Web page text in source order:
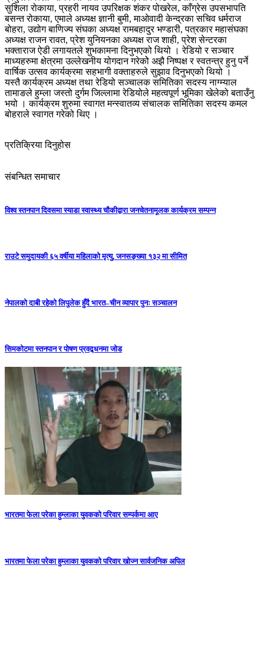
सुशिला रोकाया, प्रहरी नायव उपरिक्षक शंकर पोखरेल, काँग्रेस उपसभापति
बसन्त रोकाया, एमाले अध्यक्ष ज्ञानी बुमी, माओवादी केन्द्रका सचिव धर्मराज
बोहरा, उद्योग बाणिज्य संघका अध्यक्ष रामबहादुर भण्डारी, पत्रकार महासंघका
अध्यक्ष राजन रावत, प्रेश युनियनका अध्यक्ष राज शाही, प्रेश सेन्टरका
भक्ताराज ऐडी लगायतले शुभकामना दिनुभएको थियो । रेडियो र सञ्चार
माध्यहरुमा क्षेत्रमा उल्लेखनीय योगदान गरेकोे अझै निष्पक्ष र स्वतन्त्र हुनु पर्ने
वार्षिक उत्सव कार्यक्रमा सहभागी वक्ताहरुले सुझाव दिनुभएको थियो ।
यस्तै कार्यक्रम अध्यक्ष तथा रेडियो सञ्चालक समितिका सदस्य नाग्म्याल
तामाङले हुम्ला जस्तो दुर्गम जिल्लामा रेडियोले महत्वपूर्ण भूमिका खेलेको बताउँनु
भयो । कार्यक्रम शुरुमा स्वागत मन्स्वातव्य संचालक समितिका सदस्य कमल
बोहराले स्वागत गरेको थिए ।
प्रतिक्रिया दिनुहोस
संबन्धित समाचार
विश्व स्तनपान दिवसमा स्याडा स्वास्थ्य चौकीद्वारा जनचेतनामूलक कार्यक्रम सम्पन्न
राउटे समुदायकी ६५ वर्षीया महिलाको मृत्यु, जनसङ्ख्या १३२ मा सीमित
नेपालको दाबी रहेको लिपुलेक हुँदै भारत–चीन व्यापार पुनः सञ्चालन
सिमकोटमा स्तनपान र पोषण प्रवद्र्धनमा जोड
भारतमा फेला परेका हुम्लाका युवकको परिवार सम्पर्कमा आए
भारतमा फेला परेका हुम्लाका युवकको परिवार खोज्न सार्वजनिक अपिल